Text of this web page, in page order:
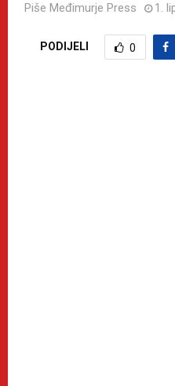
Piše Međimurje Press 1.
PODIJELI 0